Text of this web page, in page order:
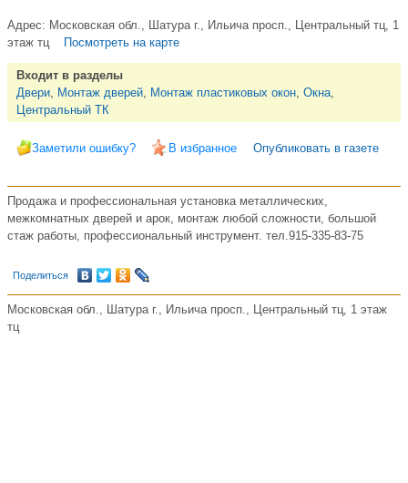
Адрес: Московская обл., Шатура г., Ильича просп., Центральный тц, 1
этаж тц
Посмотреть на карте
Входит в разделы
Двери, Монтаж дверей, Монтаж пластиковых окон, Окна,
Центральный ТК
Заметили ошибку? В избранное Опубликовать в газете
Продажа и профессиональная установка металлических,
межкомнатных дверей и арок, монтаж любой сложности, большой
стаж работы, профессиональный инструмент. тел.915-335-83-75
Поделиться
Московская обл., Шатура г., Ильича просп., Центральный тц, 1 этаж
тц